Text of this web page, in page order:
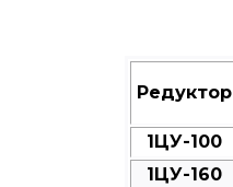
Редуктор
1ЦУ-100
1ЦУ-160